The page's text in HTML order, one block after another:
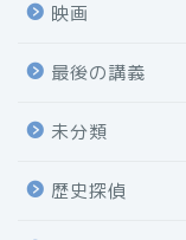
映画
最後の講義
未分類
歴史探偵